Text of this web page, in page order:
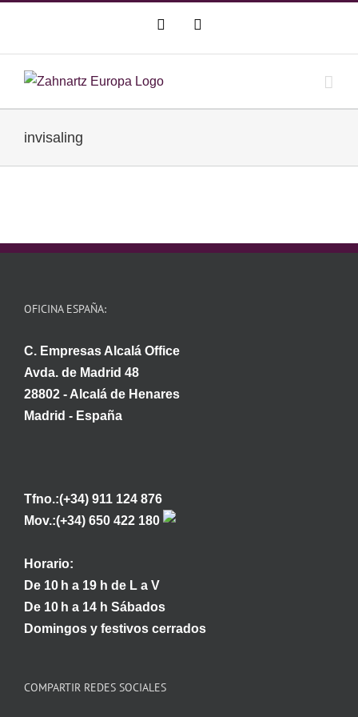
contenido
WhatsAppCorreo
invisaling
OFICINA ESPAÑA:
C. Empresas Alcalá Office
Avda. de Madrid 48
28802 - Alcalá de Henares
Madrid - España
Tfno.:(+34) 911 124 876
Mov.:(+34) 650 422 180
Horario:
De 10 h a 19 h de L a V
De 10 h a 14 h Sábados
Domingos y festivos cerrados
COMPARTIR REDES SOCIALES